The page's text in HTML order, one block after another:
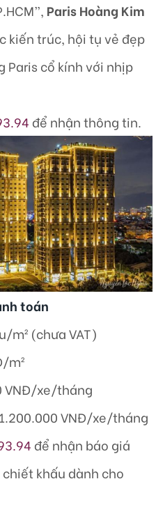
Paris Hoàng Kim
kiến trúc, hội tụ vẻ đẹp
Paris cổ kính với nhịp
để nhận thông tin.
toán
m² (chưa VAT)
m²
VNĐ/xe/tháng
VNĐ/xe/tháng​
để nhận báo giá
khấu dành cho